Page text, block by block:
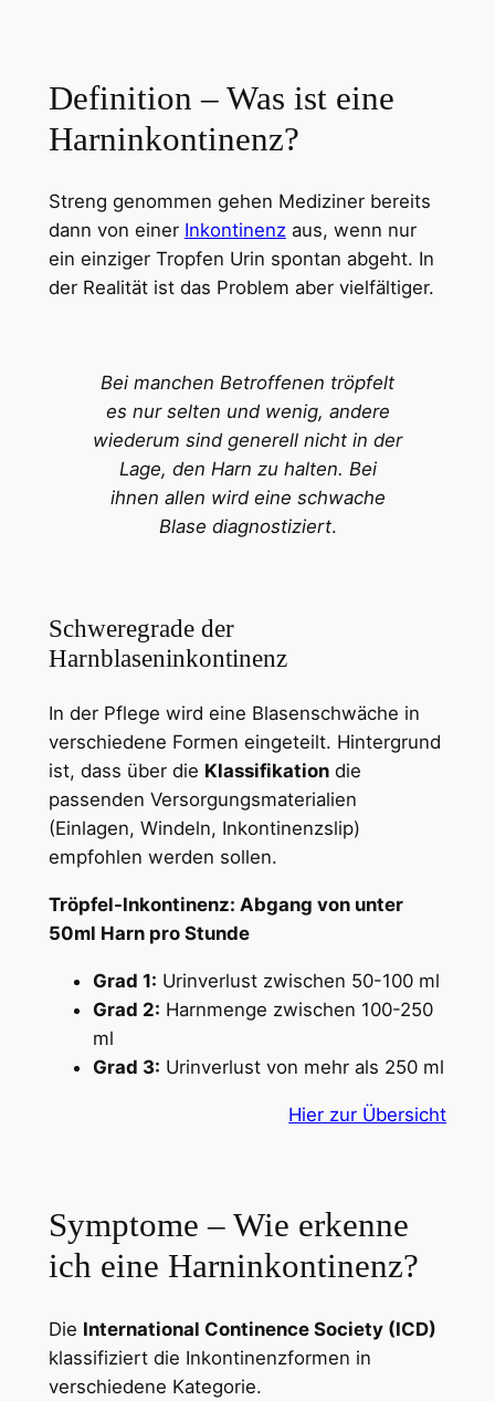
Definition – Was ist eine
Harninkontinenz?
Streng genommen gehen Mediziner bereits
dann von einer Inkontinenzaus, wenn nur
ein einziger Tropfen Urin spontan abgeht. In
der Realität ist das Problem aber vielfältiger.
Bei manchen Betroffenen tröpfelt
es nur selten und wenig, andere
wiederum sind generell nicht in der
Lage, den Harn zu halten. Bei
ihnen allen wird eine schwache
Blase diagnostiziert.
Schweregrade der
Harnblaseninkontinenz
In der Pflege wird eine Blasenschwäche in
verschiedene Formen eingeteilt. Hintergrund
ist, dass über die Klassifikationdie
passenden Versorgungsmaterialien
(Einlagen, Windeln, Inkontinenzslip)
empfohlen werden sollen.
Tröpfel-Inkontinenz: Abgang von unter
50ml Harn pro Stunde
Grad 1: Urinverlust zwischen 50-100 ml
Grad 2: Harnmenge zwischen 100-250
ml
Grad 3: Urinverlust von mehr als 250 ml
Hier zur Übersicht
Symptome – Wie erkenne
ich eine Harninkontinenz?
Die International Continence Society (ICD)
klassifiziert die Inkontinenzformen in
verschiedene Kategorie.